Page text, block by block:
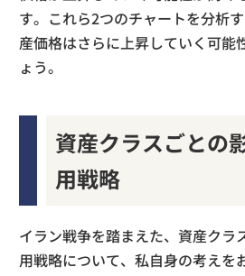
す。これら2つのチャートを分析
産価格はさらに上昇していく可能
ょう。
資産クラスごとの
用戦略
イラン戦争を踏まえた、資産クラ
用戦略について、私自身の考えを